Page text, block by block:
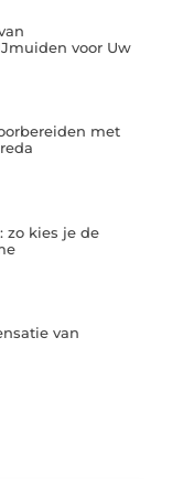
voor Uw
met
zo kies je de
van